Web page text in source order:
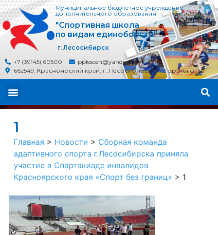
Муниципальное бюджетное учреждение
дополнительного образования
"Спортивная школа
по видам единоборств"
г. Лесосибирск
+7 (39145) 60500
pplescen@yandex.ru
662549, Красноярский край, г. Лесосибирск, ул. Горького, 30
1
Главная > Новости > Сборная команда
адаптивного спорта г.Лесосибирска приняла
участие в Спартакиаде инвалидов
Красноярского края «Спорт без границ» > 1